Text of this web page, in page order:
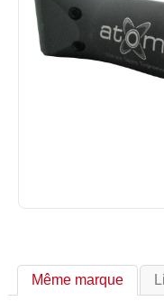
Même marque